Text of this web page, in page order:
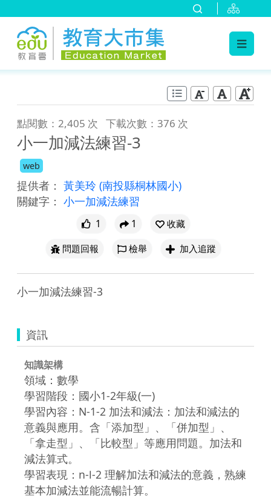
點閱數：2,405 次 下載次數：376 次
小一加減法練習-3
web
提供者： 黃美玲 (南投縣桐林國小)
關鍵字： 小一加減法練習
1 1
收藏
問題回報
檢舉 加入追蹤
小一加減法練習-3
資訊
知識架構
領域：數學
學習階段：國小1-2年級(一)
學習內容：N-1-2 加法和減法：加法和減法的
意義與應用。含「添加型」、「併加型」、
「拿走型」、「比較型」等應用問題。加法和
減法算式。
學習表現：n-Ⅰ-2 理解加法和減法的意義，熟練
基本加減法並能流暢計算。